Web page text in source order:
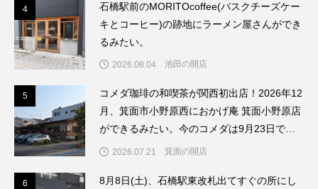
4
石橋駅前のMORITOcoffee(バスクチーズケー
キとコーヒー)の跡地にラーメン屋さんができ
るみたい。
2026.08.04 池田の開店
5
コメダ珈琲の和喫茶が関西初出店！2026年12
月、箕面市小野原西におかげ庵 箕面小野原店
ができるみたい。今のコメダは9月23日で閉
店してリブランドするんだって。
2026.07.21 箕面の開店
6
8月8日(土)、石橋駅東改札出てすぐの所にし